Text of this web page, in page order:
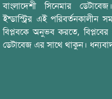
বাংলাদেশী সিনেমার
ইন্ডাস্ট্রির এই পরিবর্তনকালীন
বিপ্লবকে অনুভব করতে, বিপ্লবের
ডেটাবেজ এর সাথে থাকুন।